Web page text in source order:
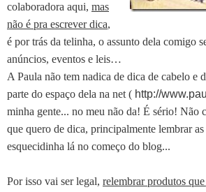
colaboradora aqui, mas
não é pra escrever dica,
é por trás da telinha, o assunto dela comigo
anúncios, eventos e leis…
A Paula não tem nadica de dica de cabelo e
parte do espaço dela na net ( http://
minha gente... no meu não da! É sério! Não
que quero de dica, principalmente lembrar as
esquecidinha lá no começo do blog...
Por isso vai ser legal, relembrar produtos